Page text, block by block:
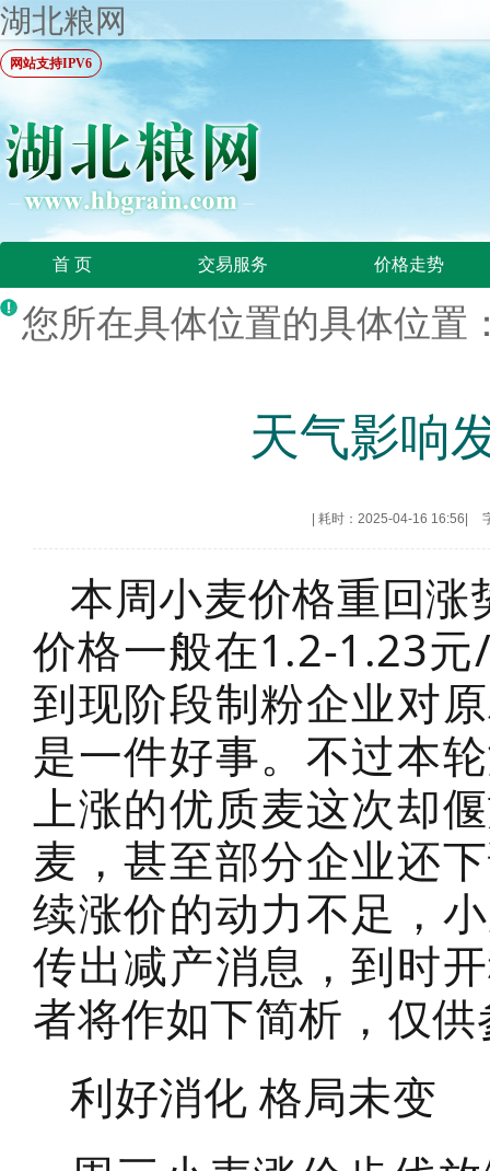
湖北粮网
网站支持IPV6
首 页 交易服务 价格走势
您所在具体位置的具体位
天气影响
耗时：2025-04-16 16:56
本周小麦价格重回
价格一般在1.2-1.23
到现阶段制粉企业对
是一件好事。不过本
上涨的优质麦这次却
麦，甚至部分企业还
续涨价的动力不足，
传出减产消息，到时
者将作如下简析，仅
利好消化 格局未变